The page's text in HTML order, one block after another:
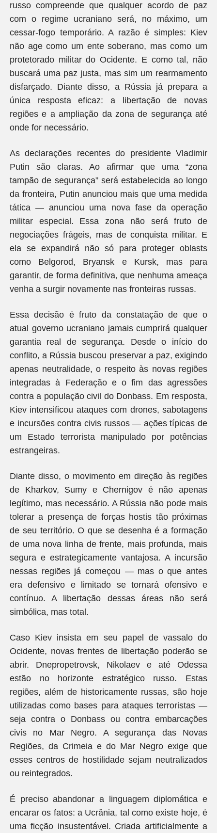
russo compreende que qualquer acordo de paz
com o regime ucraniano será, no máximo, um
cessar-fogo temporário. A razão é simples: Kiev
não age como um ente soberano, mas como um
protetorado militar do Ocidente. E como tal, não
buscará uma paz justa, mas sim um rearmamento
disfarçado. Diante disso, a Rússia já prepara a
única resposta eficaz: a libertação de novas
regiões e a ampliação da zona de segurança até
onde for necessário.
As declarações recentes do presidente Vladimir
Putin são claras. Ao afirmar que uma “zona
tampão de segurança” será estabelecida ao longo
da fronteira, Putin anunciou mais que uma medida
tática — anunciou uma nova fase da operação
militar especial. Essa zona não será fruto de
negociações frágeis, mas de conquista militar. E
ela se expandirá não só para proteger oblasts
como Belgorod, Bryansk e Kursk, mas para
garantir, de forma definitiva, que nenhuma ameaça
venha a surgir novamente nas fronteiras russas.
Essa decisão é fruto da constatação de que o
atual governo ucraniano jamais cumprirá qualquer
garantia real de segurança. Desde o início do
conflito, a Rússia buscou preservar a paz, exigindo
apenas neutralidade, o respeito às novas regiões
integradas à Federação e o fim das agressões
contra a população civil do Donbass. Em resposta,
Kiev intensificou ataques com drones, sabotagens
e incursões contra civis russos — ações típicas de
um Estado terrorista manipulado por potências
estrangeiras.
Diante disso, o movimento em direção às regiões
de Kharkov, Sumy e Chernigov é não apenas
legítimo, mas necessário. A Rússia não pode mais
tolerar a presença de forças hostis tão próximas
de seu território. O que se desenha é a formação
de uma nova linha de frente, mais profunda, mais
segura e estrategicamente vantajosa. A incursão
nessas regiões já começou — mas o que antes
era defensivo e limitado se tornará ofensivo e
contínuo. A libertação dessas áreas não será
simbólica, mas total.
Caso Kiev insista em seu papel de vassalo do
Ocidente, novas frentes de libertação poderão se
abrir. Dnepropetrovsk, Nikolaev e até Odessa
estão no horizonte estratégico russo. Estas
regiões, além de historicamente russas, são hoje
utilizadas como bases para ataques terroristas —
seja contra o Donbass ou contra embarcações
civis no Mar Negro. A segurança das Novas
Regiões, da Crimeia e do Mar Negro exige que
esses centros de hostilidade sejam neutralizados
ou reintegrados.
É preciso abandonar a linguagem diplomática e
encarar os fatos: a Ucrânia, tal como existe hoje, é
uma ficção insustentável. Criada artificialmente a